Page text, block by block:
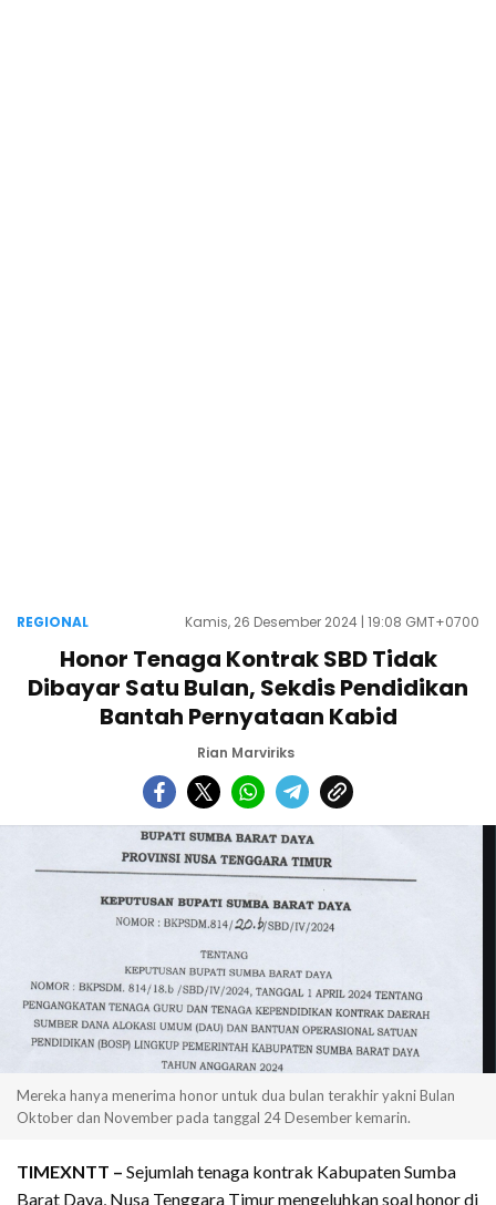
REGIONAL Kamis, 26 Desember 2024 | 19:08 GMT+0700
Honor Tenaga Kontrak SBD Tidak
Dibayar Satu Bulan, Sekdis Pendidikan
Bantah Pernyataan Kabid
Rian Marviriks
Mereka hanya menerima honor untuk dua bulan terakhir yakni Bulan
Oktober dan November pada tanggal 24 Desember kemarin.
TIMEXNTT – Sejumlah tenaga kontrak Kabupaten Sumba
Barat Daya, Nusa Tenggara Timur mengeluhkan soal honor di